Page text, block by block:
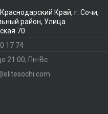
Краснодарский Край, г. Сочи,
район, Улица
70
17 74
21:00, Пн-Вс